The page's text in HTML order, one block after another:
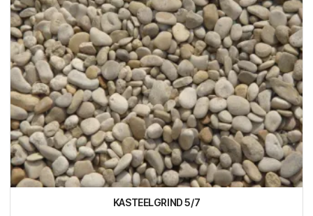
KASTEELGRIND 5/7